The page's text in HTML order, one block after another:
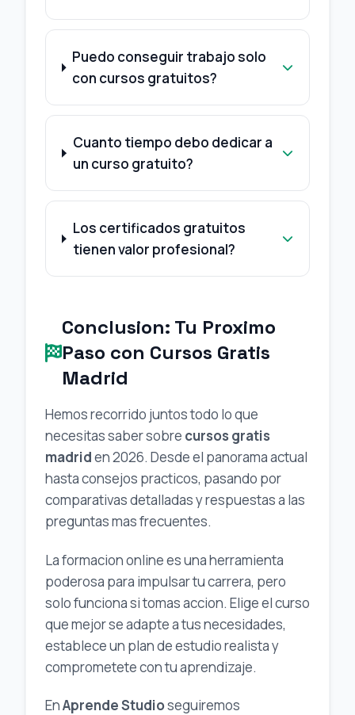
Puedo conseguir trabajo solo
con cursos gratuitos?
Cuanto tiempo debo dedicar a
un curso gratuito?
Los certificados gratuitos
tienen valor profesional?
Conclusion: Tu Proximo
Paso con Cursos Gratis
Madrid
Hemos recorrido juntos todo lo que
necesitas saber sobre cursos gratis
madriden 2026. Desde el panorama actual
hasta consejos practicos, pasando por
comparativas detalladas y respuestas a las
preguntas mas frecuentes.
La formacion online es una herramienta
poderosa para impulsar tu carrera, pero
solo funciona si tomas accion. Elige el curso
que mejor se adapte a tus necesidades,
establece un plan de estudio realista y
comprometete con tu aprendizaje.
EnAprende Studioseguiremos